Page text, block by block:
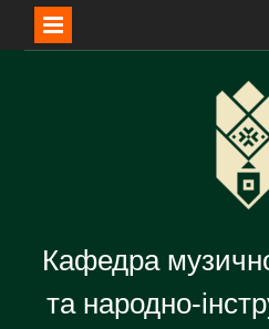
Кафедра
та народно-